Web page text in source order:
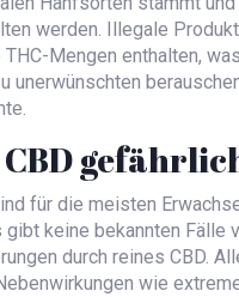
werden. Illegale
Mengen enthalten,
unerwünschten
für die meisten
gibt keine bekannten Fälle
durch reines CBD.
wie